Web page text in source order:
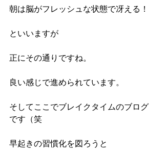
朝は脳がフレッシュな状態で冴える！
といいますが
正にその通りですね。
良い感じで進められています。
そしてここでブレイクタイムのブログ
です（笑
早起きの習慣化を図ろうと